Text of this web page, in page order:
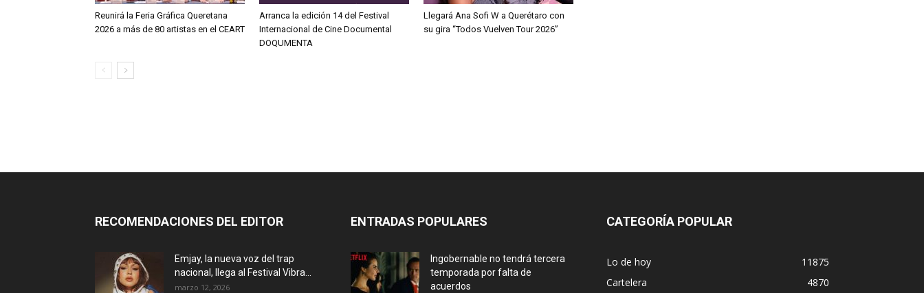
Reunirá la Feria Gráfica Queretana
2026 a más de 80 artistas en el CEART
Arranca la edición 14 del Festival
Internacional de Cine Documental
DOQUMENTA
Llegará Ana Sofi W a Querétaro con
su gira “Todos Vuelven Tour 2026”
RECOMENDACIONES DEL EDITOR
Emjay, la nueva voz del trap
nacional, llega al Festival Vibra...
marzo 12, 2026
ENTRADAS POPULARES
Ingobernable no tendrá tercera
temporada por falta de
acuerdos
CATEGORÍA POPULAR
Lo de hoy
11875
Cartelera
4870